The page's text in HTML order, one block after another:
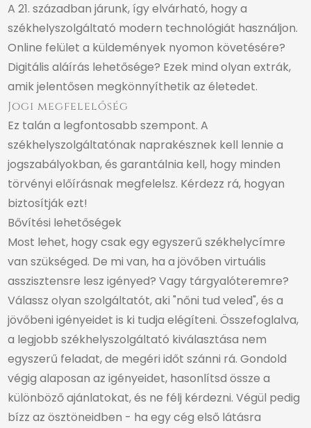
A 21. században járunk, így elvárható, hogy a
székhelyszolgáltató modern technológiát használjon.
Online felület a küldemények nyomon követésére?
Digitális aláírás lehetősége? Ezek mind olyan extrák,
amik jelentősen megkönnyíthetik az életedet.
Jogi megfelelőség
Ez talán a legfontosabb szempont. A
székhelyszolgáltatónak naprakésznek kell lennie a
jogszabályokban, és garantálnia kell, hogy minden
törvényi előírásnak megfelelsz. Kérdezz rá, hogyan
biztosítják ezt!
Bővítési lehetőségek
Most lehet, hogy csak egy egyszerű székhelycímre
van szükséged. De mi van, ha a jövőben virtuális
asszisztensre lesz igényed? Vagy tárgyalóteremre?
Válassz olyan szolgáltatót, aki "nőni tud veled", és a
jövőbeni igényeidet is ki tudja elégíteni. Összefoglalva,
a legjobb székhelyszolgáltató kiválasztása nem
egyszerű feladat, de megéri időt szánni rá. Gondold
végig alaposan az igényeidet, hasonlítsd össze a
különböző ajánlatokat, és ne félj kérdezni. Végül pedig
bízz az ösztöneidben - ha egy cég első látásra